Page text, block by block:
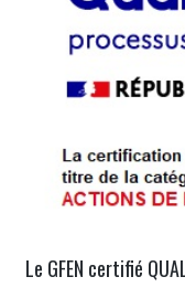
Le GFEN certifié